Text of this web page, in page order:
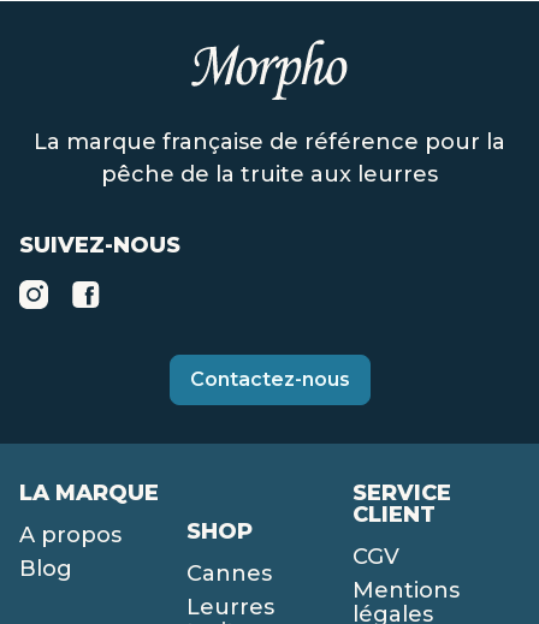
La marque française de référence pour la
pêche de la truite aux leurres
SUIVEZ-NOUS
Contactez-nous
LA MARQUE
A propos
Blog
SHOP
Cannes
Leurres
SERVICE
CLIENT
CGV
Mentions
légales